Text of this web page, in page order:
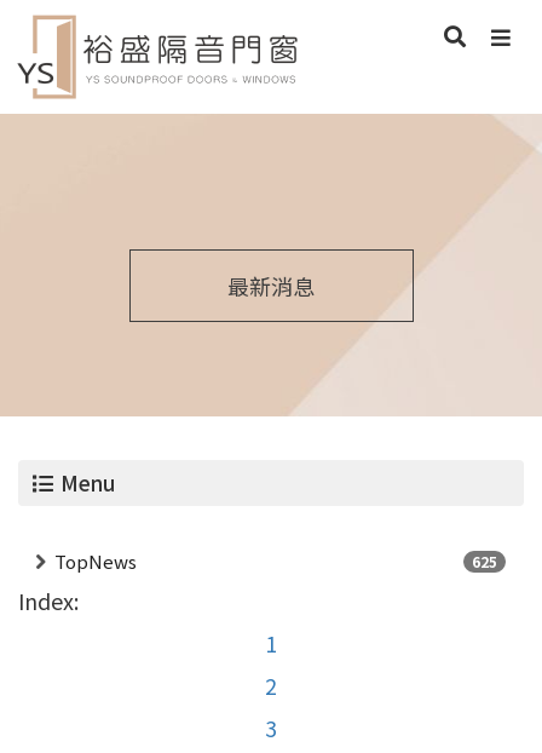
最新消息
Menu
TopNews 625
Index:
1
2
3